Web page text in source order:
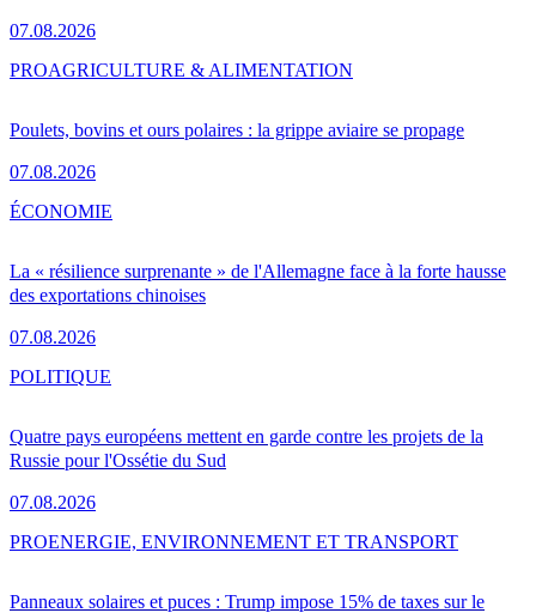
07.08.2026
Poulets, bovins et ours polaires : la grippe aviaire se propage
07.08.2026
PROAGRICULTURE & ALIMENTATION
La « résilience surprenante » de l'Allemagne face à la forte hausse
des exportations chinoises
07.08.2026
ÉCONOMIE
Quatre pays européens mettent en garde contre les projets de la
Russie pour l'Ossétie du Sud
07.08.2026
POLITIQUE
Panneaux solaires et puces : Trump impose 15% de taxes sur le
PROENERGIE, ENVIRONNEMENT ET TRANSPORT